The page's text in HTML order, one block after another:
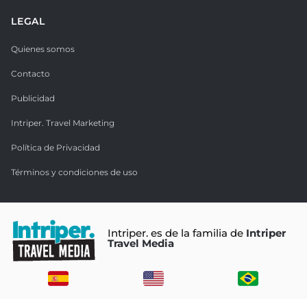
LEGAL
Quienes somos
Contacto
Publicidad
Intriper. Travel Marketing
Política de Privacidad
Términos y condiciones de uso
Intriper. es de la familia de Intriper
Travel Media